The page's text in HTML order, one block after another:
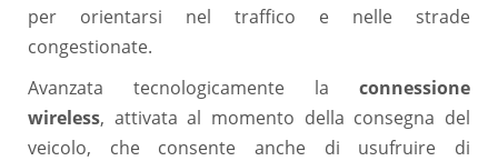
per orientarsi nel traffico e nelle strade
congestionate.
Avanzata tecnologicamente la connessione
wireless, attivata al momento della consegna del
veicolo, che consente anche di usufruire di